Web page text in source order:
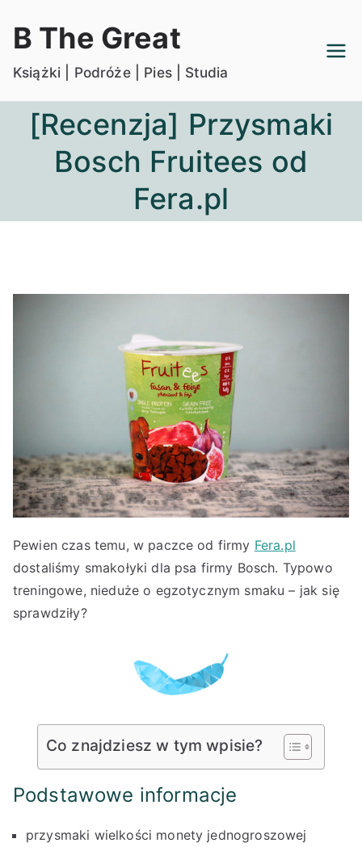
B The Great
Książki | Podróże | Pies | Studia
[Recenzja] Przysmaki
Bosch Fruitees od
Fera.pl
Pewien czas temu, w paczce od firmy Fera.pl
dostaliśmy smakołyki dla psa firmy Bosch. Typowo
treningowe, nieduże o egzotycznym smaku – jak się
sprawdziły?
Co znajdziesz w tym wpisie?
Podstawowe informacje
przysmaki wielkości monety jednogroszowej